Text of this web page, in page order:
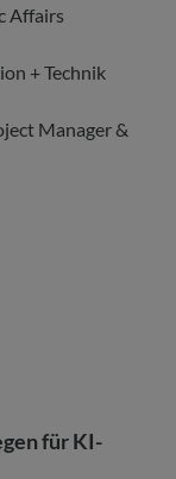
Affairs
+ Technik
Manager &
für KI-